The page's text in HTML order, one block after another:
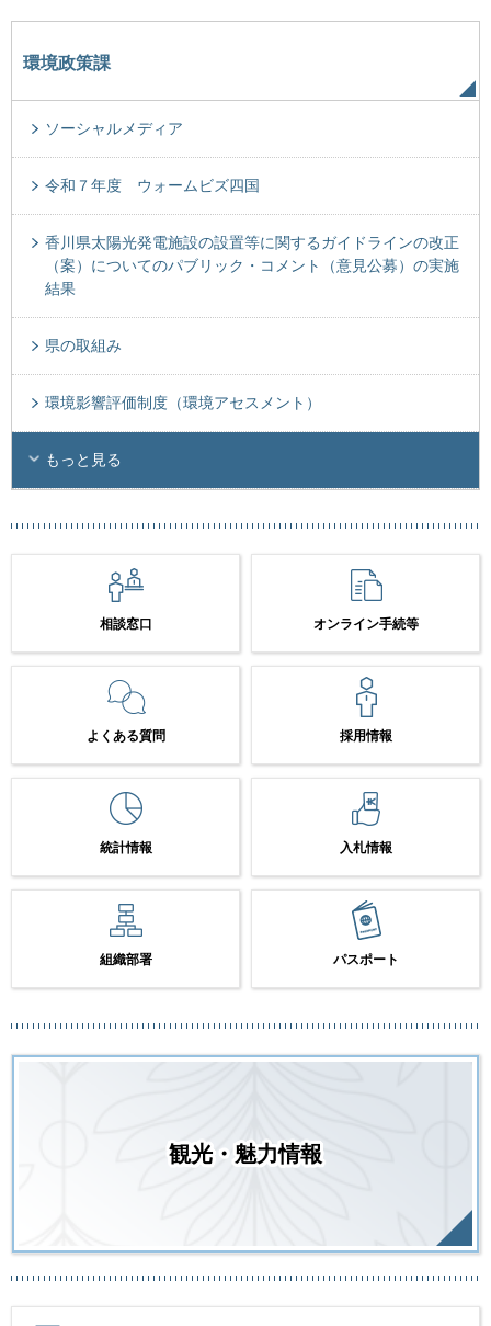
環境政策課
ソーシャルメディア
令和７年度 ウォームビズ四国
香川県太陽光発電施設の設置等に関するガイドラインの改正
（案）についてのパブリック・コメント（意見公募）の実施
結果
県の取組み
環境影響評価制度（環境アセスメント）
もっと見る
相談窓口 オンライン手続等
よくある質問 採用情報
統計情報 入札情報
組織部署 パスポート
観光・魅力情報